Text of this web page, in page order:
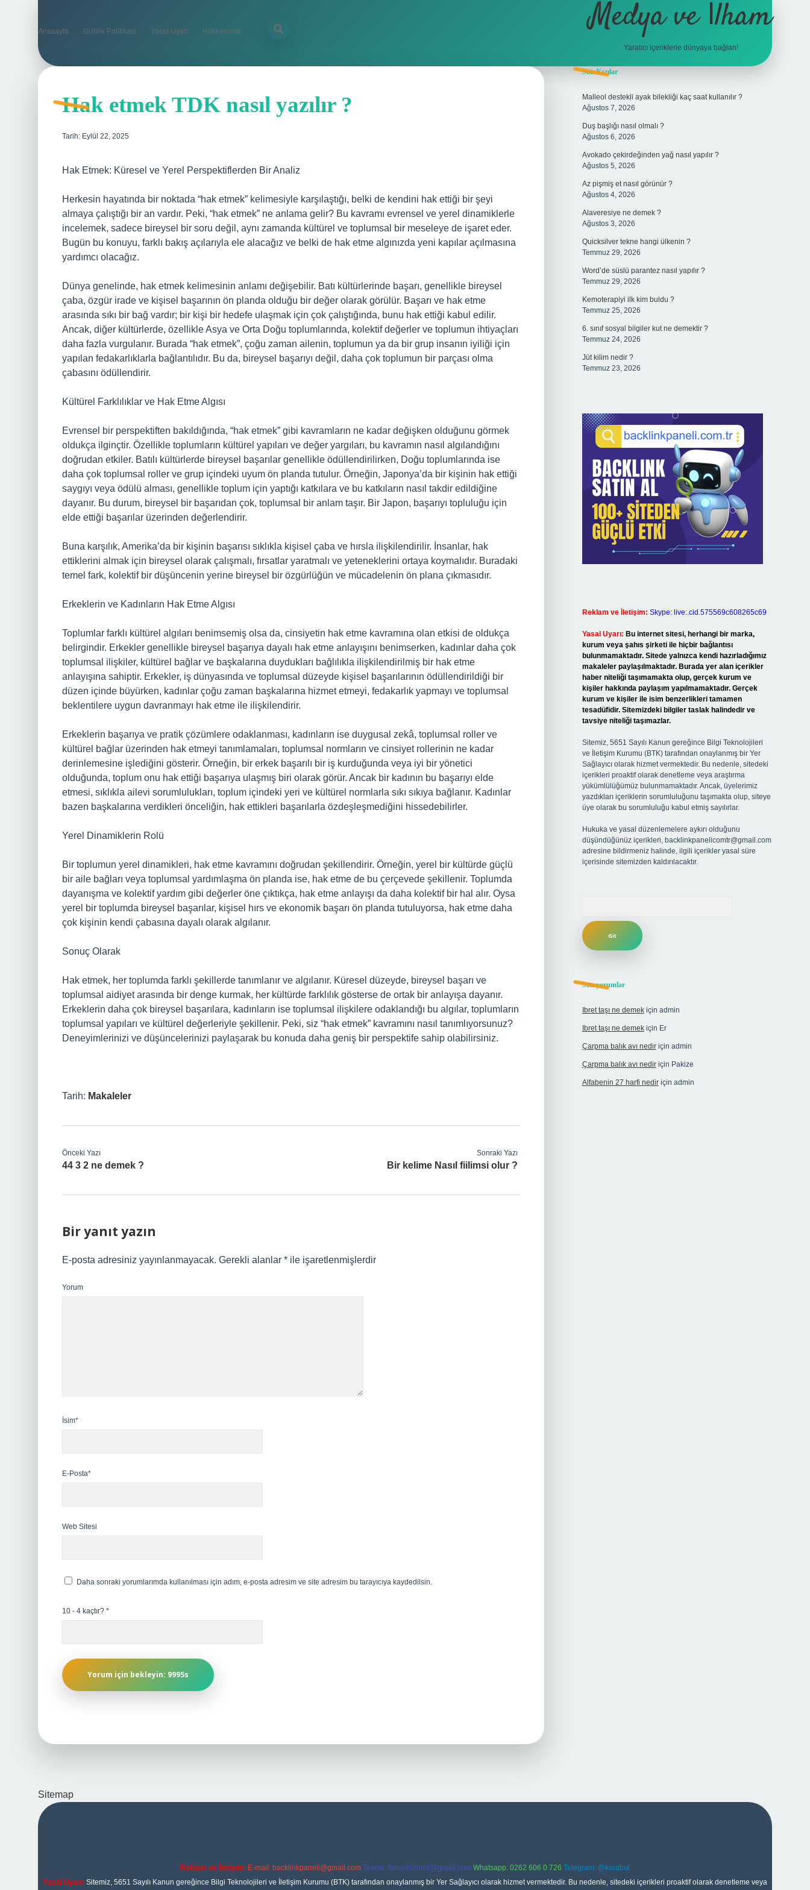
Anasayfa Gizlilik Politikası Yasal Uyarı Hakkımızda Medya ve İlham
Yaratıcı içeriklerle dünyaya bağlan!
Hak etmek TDK nasıl yazılır ?
Tarih: Eylül 22, 2025
Hak Etmek: Küresel ve Yerel Perspektiflerden Bir Analiz
Herkesin hayatında bir noktada “hak etmek” kelimesiyle karşılaştığı, belki de kendini hak ettiği bir şeyi
almaya çalıştığı bir an vardır. Peki, “hak etmek” ne anlama gelir? Bu kavramı evrensel ve yerel dinamiklerle
incelemek, sadece bireysel bir soru değil, aynı zamanda kültürel ve toplumsal bir meseleye de işaret eder.
Bugün bu konuyu, farklı bakış açılarıyla ele alacağız ve belki de hak etme algınızda yeni kapılar açılmasına
yardımcı olacağız.
Dünya genelinde, hak etmek kelimesinin anlamı değişebilir. Batı kültürlerinde başarı, genellikle bireysel
çaba, özgür irade ve kişisel başarının ön planda olduğu bir değer olarak görülür. Başarı ve hak etme
arasında sıkı bir bağ vardır; bir kişi bir hedefe ulaşmak için çok çalıştığında, bunu hak ettiği kabul edilir.
Ancak, diğer kültürlerde, özellikle Asya ve Orta Doğu toplumlarında, kolektif değerler ve toplumun ihtiyaçları
daha fazla vurgulanır. Burada “hak etmek”, çoğu zaman ailenin, toplumun ya da bir grup insanın iyiliği için
yapılan fedakarlıklarla bağlantılıdır. Bu da, bireysel başarıyı değil, daha çok toplumun bir parçası olma
çabasını ödüllendirir.
Kültürel Farklılıklar ve Hak Etme Algısı
Evrensel bir perspektiften bakıldığında, “hak etmek” gibi kavramların ne kadar değişken olduğunu görmek
oldukça ilginçtir. Özellikle toplumların kültürel yapıları ve değer yargıları, bu kavramın nasıl algılandığını
doğrudan etkiler. Batılı kültürlerde bireysel başarılar genellikle ödüllendirilirken, Doğu toplumlarında ise
daha çok toplumsal roller ve grup içindeki uyum ön planda tutulur. Örneğin, Japonya’da bir kişinin hak ettiği
saygıyı veya ödülü alması, genellikle toplum için yaptığı katkılara ve bu katkıların nasıl takdir edildiğine
dayanır. Bu durum, bireysel bir başarıdan çok, toplumsal bir anlam taşır. Bir Japon, başarıyı topluluğu için
elde ettiği başarılar üzerinden değerlendirir.
Buna karşılık, Amerika’da bir kişinin başarısı sıklıkla kişisel çaba ve hırsla ilişkilendirilir. İnsanlar, hak
ettiklerini almak için bireysel olarak çalışmalı, fırsatlar yaratmalı ve yeteneklerini ortaya koymalıdır. Buradaki
temel fark, kolektif bir düşüncenin yerine bireysel bir özgürlüğün ve mücadelenin ön plana çıkmasıdır.
Erkeklerin ve Kadınların Hak Etme Algısı
Toplumlar farklı kültürel algıları benimsemiş olsa da, cinsiyetin hak etme kavramına olan etkisi de oldukça
belirgindir. Erkekler genellikle bireysel başarıya dayalı hak etme anlayışını benimserken, kadınlar daha çok
toplumsal ilişkiler, kültürel bağlar ve başkalarına duydukları bağlılıkla ilişkilendirilmiş bir hak etme
anlayışına sahiptir. Erkekler, iş dünyasında ve toplumsal düzeyde kişisel başarılarının ödüllendirildiği bir
düzen içinde büyürken, kadınlar çoğu zaman başkalarına hizmet etmeyi, fedakarlık yapmayı ve toplumsal
beklentilere uygun davranmayı hak etme ile ilişkilendirir.
Erkeklerin başarıya ve pratik çözümlere odaklanması, kadınların ise duygusal zekâ, toplumsal roller ve
kültürel bağlar üzerinden hak etmeyi tanımlamaları, toplumsal normların ve cinsiyet rollerinin ne kadar
derinlemesine işlediğini gösterir. Örneğin, bir erkek başarılı bir iş kurduğunda veya iyi bir yönetici
olduğunda, toplum onu hak ettiği başarıya ulaşmış biri olarak görür. Ancak bir kadının bu başarıyı elde
etmesi, sıklıkla ailevi sorumlulukları, toplum içindeki yeri ve kültürel normlarla sıkı sıkıya bağlanır. Kadınlar
bazen başkalarına verdikleri önceliğin, hak ettikleri başarılarla özdeşleşmediğini hissedebilirler.
Yerel Dinamiklerin Rolü
Bir toplumun yerel dinamikleri, hak etme kavramını doğrudan şekillendirir. Örneğin, yerel bir kültürde güçlü
bir aile bağları veya toplumsal yardımlaşma ön planda ise, hak etme de bu çerçevede şekillenir. Toplumda
dayanışma ve kolektif yardım gibi değerler öne çıktıkça, hak etme anlayışı da daha kolektif bir hal alır. Oysa
yerel bir toplumda bireysel başarılar, kişisel hırs ve ekonomik başarı ön planda tutuluyorsa, hak etme daha
çok kişinin kendi çabasına dayalı olarak algılanır.
Sonuç Olarak
Hak etmek, her toplumda farklı şekillerde tanımlanır ve algılanır. Küresel düzeyde, bireysel başarı ve
toplumsal aidiyet arasında bir denge kurmak, her kültürde farklılık gösterse de ortak bir anlayışa dayanır.
Erkeklerin daha çok bireysel başarılara, kadınların ise toplumsal ilişkilere odaklandığı bu algılar, toplumların
toplumsal yapıları ve kültürel değerleriyle şekillenir. Peki, siz “hak etmek” kavramını nasıl tanımlıyorsunuz?
Deneyimlerinizi ve düşüncelerinizi paylaşarak bu konuda daha geniş bir perspektife sahip olabilirsiniz.
Tarih: Makaleler
Önceki Yazı
44 3 2 ne demek ?
Sonraki Yazı
Bir kelime Nasıl fiilimsi olur ?
Bir yanıt yazın
E-posta adresiniz yayınlanmayacak. Gerekli alanlar * ile işaretlenmişlerdir
Yorum
İsim*
E-Posta*
Web Sitesi
Daha sonraki yorumlarımda kullanılması için adım, e-posta adresim ve site adresim bu tarayıcıya kaydedilsin.
10 - 4 kaçtır? *
Sitemap
Sidebar
Son Yazılar
Malleol destekli ayak bilekliği kaç saat kullanılır ?
Ağustos 7, 2026
Duş başlığı nasıl olmalı ?
Ağustos 6, 2026
Avokado çekirdeğinden yağ nasıl yapılır ?
Ağustos 5, 2026
Az pişmiş et nasıl görünür ?
Ağustos 4, 2026
Alaveresiye ne demek ?
Ağustos 3, 2026
Quicksilver tekne hangi ülkenin ?
Temmuz 29, 2026
Word’de süslü parantez nasıl yapılır ?
Temmuz 29, 2026
Kemoterapiyi ilk kim buldu ?
Temmuz 25, 2026
6. sınıf sosyal bilgiler kut ne demektir ?
Temmuz 24, 2026
Jüt kilim nedir ?
Temmuz 23, 2026
Reklam ve İletişim: Skype: live:.cid.575569c608265c69
Yasal Uyarı: Bu internet sitesi, herhangi bir marka,
kurum veya şahıs şirketi ile hiçbir bağlantısı
bulunmamaktadır. Sitede yalnızca kendi hazırladığımız
makaleler paylaşılmaktadır. Burada yer alan içerikler
haber niteliği taşımamakta olup, gerçek kurum ve
kişiler hakkında paylaşım yapılmamaktadır. Gerçek
kurum ve kişiler ile isim benzerlikleri tamamen
tesadüfidir. Sitemizdeki bilgiler taslak halindedir ve
tavsiye niteliği taşımazlar.
Sitemiz, 5651 Sayılı Kanun gereğince Bilgi Teknolojileri
ve İletişim Kurumu (BTK) tarafından onaylanmış bir Yer
Sağlayıcı olarak hizmet vermektedir. Bu nedenle, sitedeki
içerikleri proaktif olarak denetleme veya araştırma
yükümlülüğümüz bulunmamaktadır. Ancak, üyelerimiz
yazdıkları içeriklerin sorumluluğunu taşımakta olup, siteye
üye olarak bu sorumluluğu kabul etmiş sayılırlar.
Hukuka ve yasal düzenlemelere aykırı olduğunu
düşündüğünüz içerikleri, backlinkpanelicomtr@gmail.com
adresine bildirmeniz halinde, ilgili içerikler yasal süre
içerisinde sitemizden kaldırılacaktır.
Son yorumlar
Ibret taşı ne demekiçin admin
Ibret taşı ne demekiçin Er
Çarpma balık avı nediriçin admin
Çarpma balık avı nediriçin Pakize
Alfabenin 27 harfi nediriçin admin
Reklam ve İletişim: E-mail: backlinkpaneli@gmail.com Teams: forumhizmeti@gmail.com Whatsapp: 0262 606 0 726 Telegram: @karabul
Yasal Uyarı: Sitemiz, 5651 Sayılı Kanun gereğince Bilgi Teknolojileri ve İletişim Kurumu (BTK) tarafından onaylanmış bir Yer Sağlayıcı olarak hizmet vermektedir. Bu nedenle, sitedeki içerikleri proaktif olarak denetleme veya